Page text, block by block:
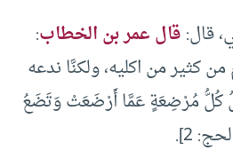
قال:قال عمر بن الخطاب:
كثير من اكليه، ولكنَّا ندعه
كُلُّ مُرْضِعَةٍ عَمَّا أَرْضَعَتْ وَتَضَعُ
2].